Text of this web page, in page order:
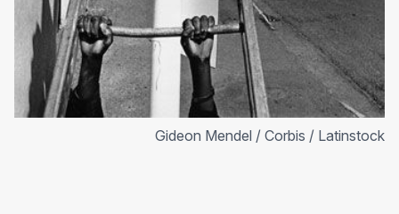
Gideon Mendel / Corbis / Latinstock